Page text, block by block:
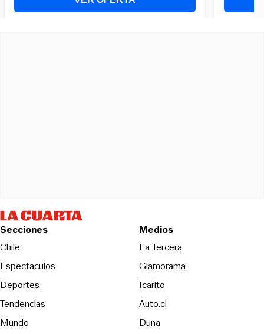
Secciones
Chile
Espectaculos
Deportes
Tendencias
Mundo
Medios
La TerceraOpens in new
Glamorama
Icarito
Auto.cl
DunaOpens in new window